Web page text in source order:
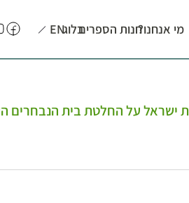
מי אנחנו?חנות הספריםבלוגEN
ישראל על החלטת בית הנבחרים